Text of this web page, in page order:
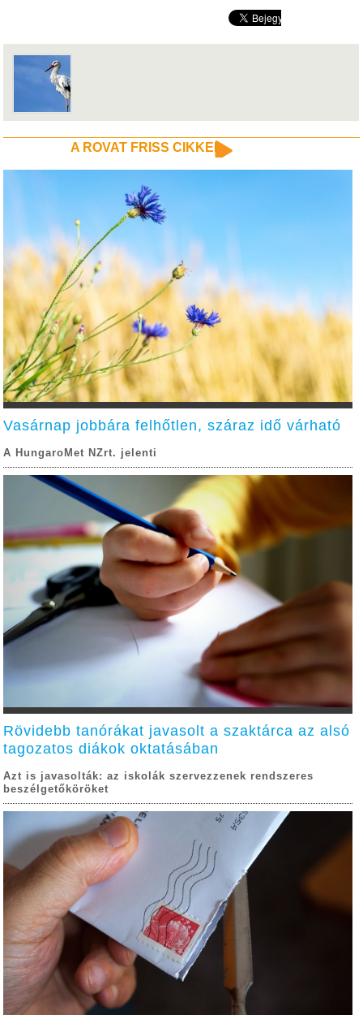
A ROVAT FRISS CIKKEI
Vasárnap jobbára felhőtlen, száraz idő várható
A HungaroMet NZrt. jelenti
Rövidebb tanórákat javasolt a szaktárca az alsó
tagozatos diákok oktatásában
Azt is javasolták: az iskolák szervezzenek rendszeres
beszélgetőköröket